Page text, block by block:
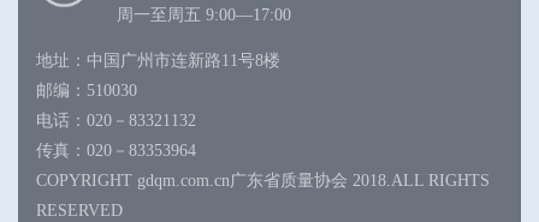
周一至周五 9:00—17:00
地址：中国广州市连新路11号8楼
邮编：510030
电话：020－83321132
传真：020－83353964
COPYRIGHT gdqm.com.cn广东省质量协会 2018.ALL RIGHTS
RESERVED